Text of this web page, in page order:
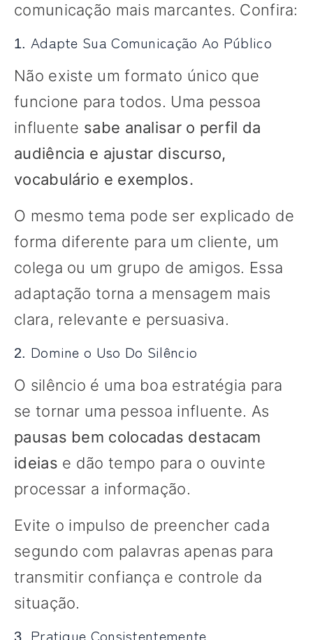
comunicação mais marcantes. Confira:
1. Adapte Sua Comunicação Ao Público
Não existe um formato único que
funcione para todos. Uma pessoa
influente sabe analisar o perfil da
audiência e ajustar discurso,
vocabulário e exemplos.
O mesmo tema pode ser explicado de
forma diferente para um cliente, um
colega ou um grupo de amigos. Essa
adaptação torna a mensagem mais
clara, relevante e persuasiva.
2. Domine o Uso Do Silêncio
O silêncio é uma boa estratégia para
se tornar uma pessoa influente. As
pausas bem colocadas destacam
ideias e dão tempo para o ouvinte
processar a informação.
Evite o impulso de preencher cada
segundo com palavras apenas para
transmitir confiança e controle da
situação.
3. Pratique Consistentemente